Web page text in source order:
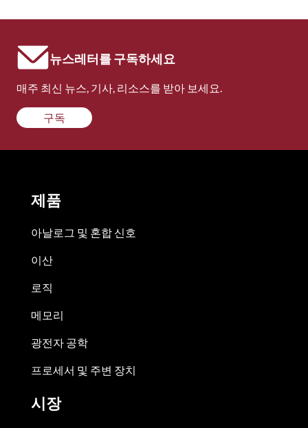
뉴스레터를 구독하세요
매주 최신 뉴스, 기사, 리소스를 받아 보세요.
구독
제품
아날로그 및 혼합 신호
이산
로직
메모리
광전자 공학
프로세서 및 주변 장치
시장